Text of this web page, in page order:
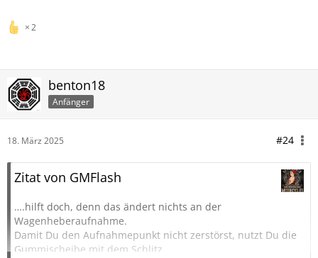
2
benton18
Anfänger
18. März 2025 #24
Zitat von GMFlash
….hilft doch, denn das ändert nichts an der
Wagenheberaufnahme.
Damit Du den Aufnahmepunkt nicht zerstörst, nutzt Du die
Gummischeibe mit dem Schlitz.